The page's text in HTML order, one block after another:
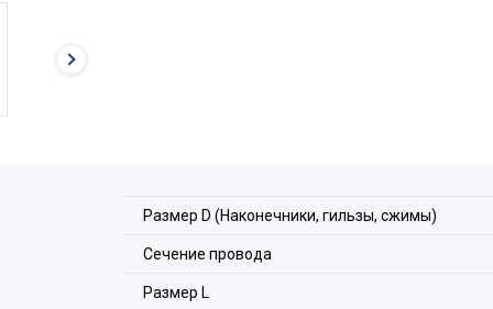
Размер D (Наконечники, гильзы, сжимы)
Сечение провода
Размер L